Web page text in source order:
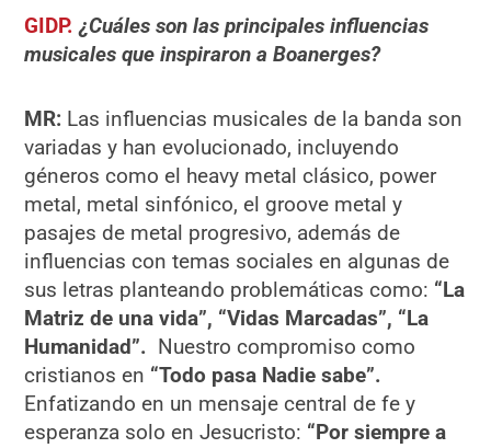
GIDP.¿Cuáles son las principales influencias
musicales que inspiraron a Boanerges?
MR: Las influencias musicales de la banda son
variadas y han evolucionado, incluyendo
géneros como el heavy metal clásico, power
metal, metal sinfónico, el groove metal y
pasajes de metal progresivo, además de
influencias con temas sociales en algunas de
sus letras planteando problemáticas como: “La
Matriz de una vida”, “Vidas Marcadas”, “La
Humanidad”. Nuestro compromiso como
cristianos en “Todo pasa Nadie sabe”.
Enfatizando en un mensaje central de fe y
esperanza solo en Jesucristo: “Por siempre a